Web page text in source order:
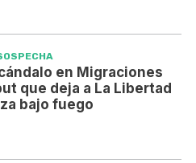
en Migraciones
que deja a La Libertad
bajo fuego